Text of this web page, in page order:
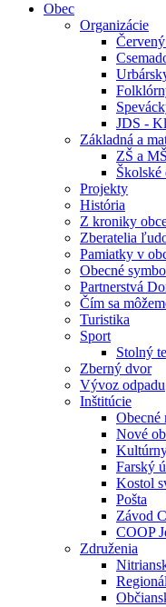
Obec
Organizácie
JDS -
Základná a
ZŠ a
Školské
Projekty
História
Z kroniky
Zberatelia
Pamiatky v
Obecné
Partnerstvá
Čím sa
Turistika
Sport
Stolný
Zberný dvor
Vývoz odpadu
Inštitúcie
Obecné
Nové
Farský
Kostol
Pošta
Závod
COOP
Združenia